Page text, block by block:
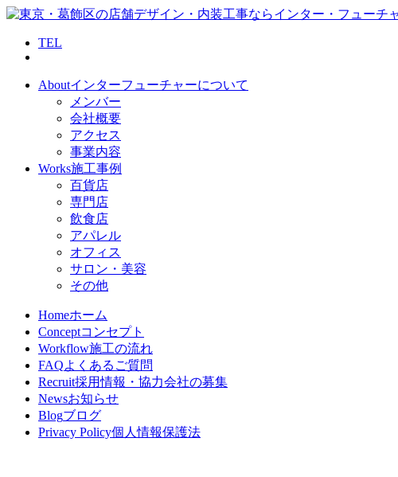
TEL
Aboutインターフューチャーについて
メンバー
会社概要
アクセス
事業内容
Works施工事例
百貨店
専門店
飲食店
アパレル
オフィス
サロン・美容
その他
Homeホーム
Conceptコンセプト
Workflow施工の流れ
FAQよくあるご質問
Recruit採用情報・協力会社の募集
Newsお知らせ
Blogブログ
Privacy Policy個人情報保護法